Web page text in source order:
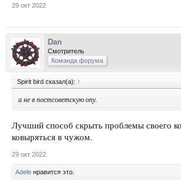
29 окт 2022
Dan
Смотритель
Команда форума
Spirit bird сказал(а): ↑
а не в постсоветскую опу.
Лучший способ скрыть проблемы своего
ковыряться в чужом.
29 окт 2022
Adele нравится это.